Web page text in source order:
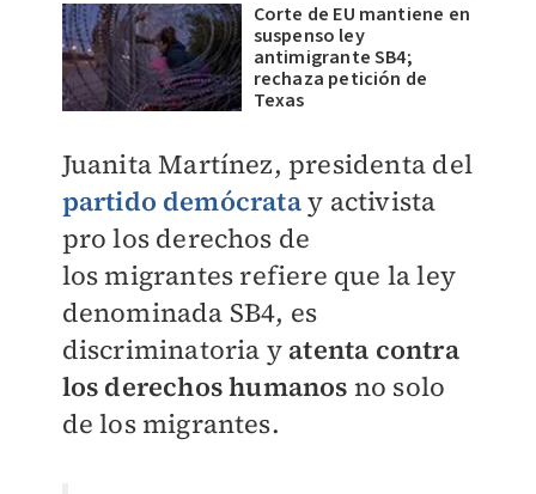
Corte de EU mantiene en
suspenso ley
antimigrante SB4;
rechaza petición de
Texas
Juanita Martínez, presidenta del
partido demócratay activista
pro los derechos de
losmigrantes refiere que la ley
denominada SB4, es
discriminatoria y atenta contra
los derechos humanos no solo
de los migrantes.